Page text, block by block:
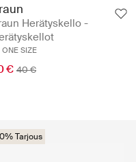
Herätyskello -
ONE SIZE
€ 40 €
Tarjous